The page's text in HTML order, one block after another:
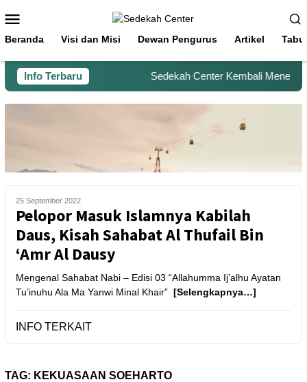
Beranda Visi dan Misi Dewan Pengurus Artikel
Info Terbaru Sedekah Center Kembali
25 September 2022
Pelopor Masuk Islamnya Kabilah
Daus, Kisah Sahabat Al Thufail Bin
‘Amr Al Dausy
Mengenal Sahabat Nabi – Edisi 03 “Allahumma Ij’alhu Ayatan
Tu’inuhu Ala Ma Yanwi Minal Khair” [Selengkapnya…]
INFO TERKAIT
TAG: KEKUASAAN SOEHARTO